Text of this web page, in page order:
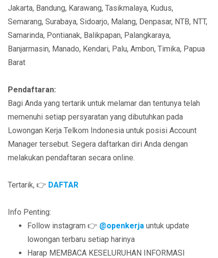
Jakarta, Bandung, Karawang, Tasikmalaya, Kudus,
Semarang, Surabaya, Sidoarjo, Malang, Denpasar, NTB, NTT,
Samarinda, Pontianak, Balikpapan, Palangkaraya,
Banjarmasin, Manado, Kendari, Palu, Ambon, Timika, Papua
Barat
Pendaftaran:
Bagi Anda yang tertarik untuk melamar dan tentunya telah
memenuhi setiap persyaratan yang dibutuhkan pada
Lowongan Kerja Telkom Indonesia untuk posisi Account
Manager tersebut. Segera daftarkan diri Anda dengan
melakukan pendaftaran secara online.
Tertarik, 👉 DAFTAR
Info Penting:
Follow instagram 👉 @openkerja untuk update
lowongan terbaru setiap harinya
Harap MEMBACA KESELURUHAN INFORMASI